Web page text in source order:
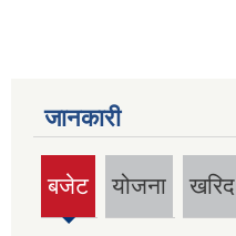
जानकारी
बजेट
(active
tab)
योजना खरिद